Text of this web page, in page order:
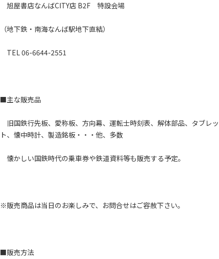
旭屋書店なんばCITY店 B2F 特設会場
（地下鉄・南海なんば駅地下直結）
TEL 06-6644-2551
■主な販売品
旧国鉄行先板、愛称板、方向幕、運転士時刻表、解体部品、タブレッ
ト、懐中時計、製造銘板・・・他、多数
懐かしい国鉄時代の乗車券や鉄道資料等も販売する予定。
※販売商品は当日のお楽しみで、お問合せはご容赦下さい。
■販売方法